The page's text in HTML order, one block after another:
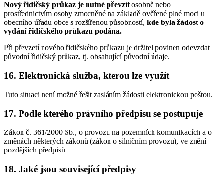
Nový řidičský průkaz je nutné převzítosobně nebo
prostřednictvím osoby zmocněné na základě ověřené plné moci u
obecního úřadu obce s rozšířenou působností, kde byla žádost o
vydání řidičského průkazu podána.
Při převzetí nového řidičského průkazu je držitel povinen odevzdat
původní řidičský průkaz, tj. obsahující původní údaje.
16. Elektronická služba, kterou lze využít
Tuto situaci není možné řešit zasláním žádosti elektronickou poštou.
17. Podle kterého právního předpisu se postupuje
Zákon č. 361/2000 Sb., o provozu na pozemních komunikacích a o
změnách některých zákonů (zákon o silničním provozu), ve znění
pozdějších předpisů.
18. Jaké jsou související předpisy